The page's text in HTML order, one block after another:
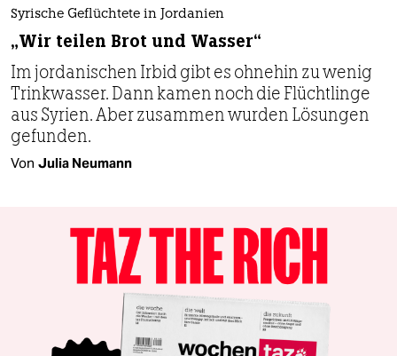
Syrische Geflüchtete in Jordanien
„Wir teilen Brot und Wasser“
Im jordanischen Irbid gibt es ohnehin zu wenig
Trinkwasser. Dann kamen noch die Flüchtlinge
aus Syrien. Aber zusammen wurden Lösungen
gefunden.
Von Julia Neumann